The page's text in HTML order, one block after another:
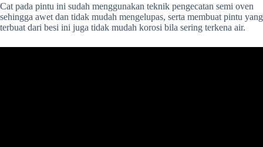
Cat pada pintu ini sudah menggunakan teknik pengecatan semi oven
sehingga awet dan tidak mudah mengelupas, serta membuat pintu yang
terbuat dari besi ini juga tidak mudah korosi bila sering terkena air.